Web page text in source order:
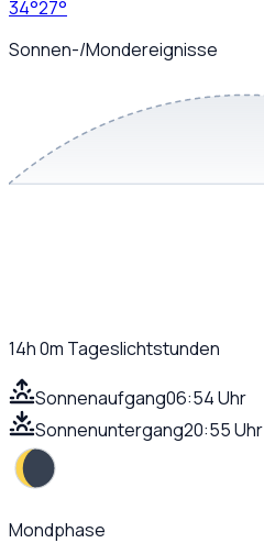
34°27°
Sonnen-/Mondereignisse
14h 0m Tageslichtstunden
Sonnenaufgang06:54 Uhr
Sonnenuntergang20:55 Uhr
Mondphase